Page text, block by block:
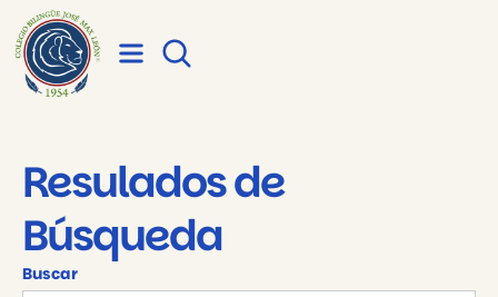
Resulados de
Búsqueda
Buscar